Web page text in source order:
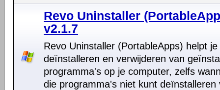
Revo Uninstaller
v2.1.7
Revo Uninstaller (PortableApps) helpt
deïnstalleren en verwijderen van
programma's op je computer, zelfs
die programma's niet kunt deïnstalleren